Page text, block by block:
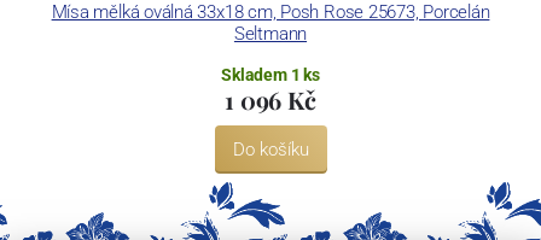
Mísa mělká oválná 33x18 cm, Posh Rose 25673, Porcelán
Seltmann
Skladem 1 ks
1 096 Kč
Do košíku